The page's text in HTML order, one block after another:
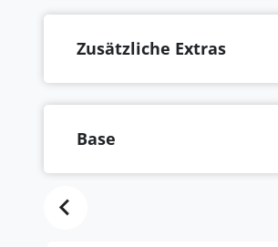
Zusätzliche Extras
Base